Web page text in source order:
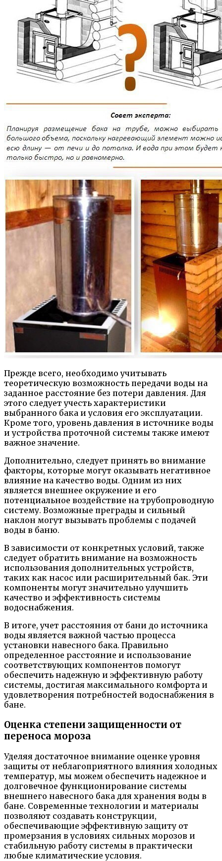
Прежде всего, необходимо учитывать
теоретическую возможность передачи воды на
заданное расстояние без потери давления. Для
этого следует учесть характеристики
выбранного бака и условия его эксплуатации.
Кроме того, уровень давления в источнике воды
и устройства проточной системы также имеют
важное значение.
Дополнительно, следует принять во внимание
факторы, которые могут оказывать негативное
влияние на качество воды. Одним из них
является внешнее окружение и его
потенциальное воздействие на трубопроводную
систему. Возможные преграды и сильный
наклон могут вызывать проблемы с подачей
воды в баню.
В зависимости от конкретных условий, также
следует обратить внимание на возможность
использования дополнительных устройств,
таких как насос или расширительный бак. Эти
компоненты могут значительно улучшить
качество и эффективность системы
водоснабжения.
В итоге, учет расстояния от бани до источника
воды является важной частью процесса
установки навесного бака. Правильно
определенное расстояние и использование
соответствующих компонентов помогут
обеспечить надежную и эффективную работу
системы, достигая максимального комфорта и
удовлетворения потребностей водоснабжения в
бане.
Оценка степени защищенности от
переноса мороза
Уделяя достаточное внимание оценке уровня
защиты от неблагоприятного влияния холодных
температур, мы можем обеспечить надежное и
долговечное функционирование системы
внешнего навесного бака для хранения воды в
бане. Современные технологии и материалы
позволяют создавать конструкции,
обеспечивающие эффективную защиту от
промерзания в условиях сильных морозов и
стабильную работу системы в практически
любые климатические условия.